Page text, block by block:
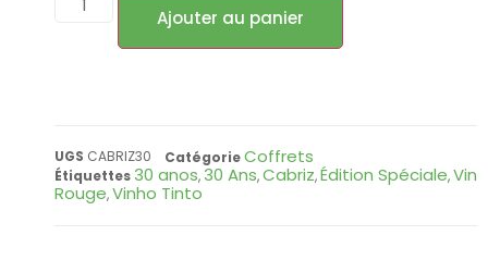
Ajouter au panier
UGS CABRIZ30 CatégorieCoffrets
Étiquettes30 anos,30 Ans,Cabriz,Édition Spéciale,Vin
Rouge,Vinho Tinto